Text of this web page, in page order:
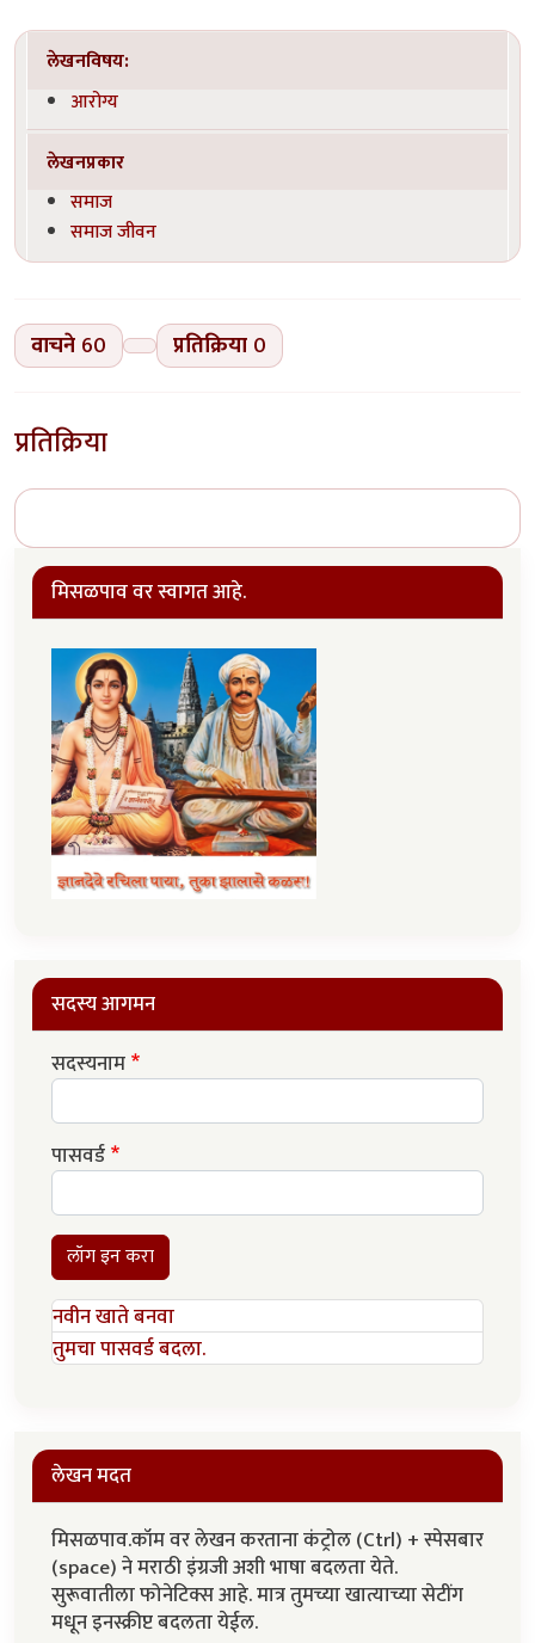
लेखनविषय:
आरोग्य
लेखनप्रकार
समाज
समाज जीवन
वाचने 60 प्रतिक्रिया 0
प्रतिक्रिया
मिसळपाव वर स्वागत आहे.
सदस्य आगमन
सदस्यनाम
पासवर्ड
लॉग इन करा
नवीन खाते बनवा
तुमचा पासवर्ड बदला.
लेखन मदत
मिसळपाव.कॉम वर लेखन करताना कंट्रोल (Ctrl) + स्पेसबार
(space) ने मराठी इंग्रजी अशी भाषा बदलता येते.
सुरूवातीला फोनेटिक्स आहे. मात्र तुमच्या खात्याच्या सेटींग
मधून इनस्क्रीप्ट बदलता येईल.